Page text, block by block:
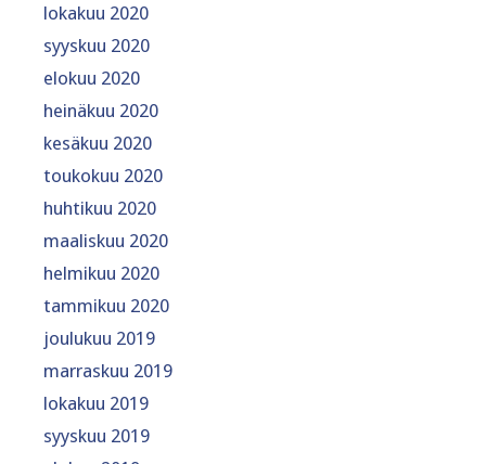
lokakuu 2020
syyskuu 2020
elokuu 2020
heinäkuu 2020
kesäkuu 2020
toukokuu 2020
huhtikuu 2020
maaliskuu 2020
helmikuu 2020
tammikuu 2020
joulukuu 2019
marraskuu 2019
lokakuu 2019
syyskuu 2019